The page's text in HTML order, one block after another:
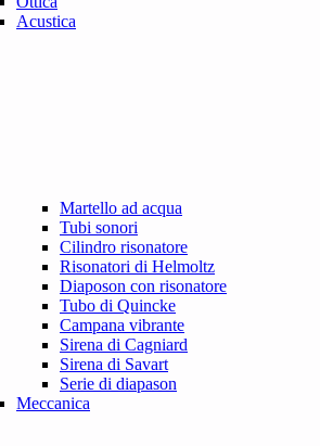
Acustica
Martello ad acqua
Tubi sonori
Cilindro risonatore
Risonatori di Helmoltz
Diaposon con risonatore
Tubo di Quincke
Campana vibrante
Sirena di Cagniard
Sirena di Savart
Serie di diapason
Meccanica